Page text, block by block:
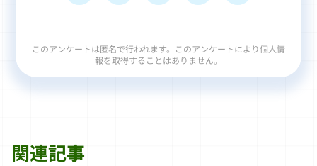
このアンケートは匿名で行われます。このアンケートにより個人情
報を取得することはありません。
関連記事